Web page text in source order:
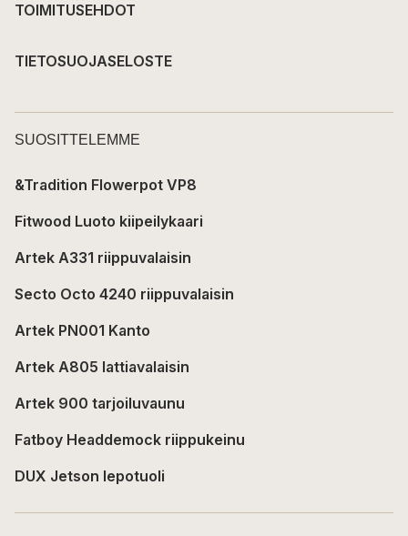
TOIMITUSEHDOT
TIETOSUOJASELOSTE
SUOSITTELEMME
&Tradition Flowerpot VP8
Fitwood Luoto kiipeilykaari
Artek A331 riippuvalaisin
Secto Octo 4240 riippuvalaisin
Artek PN001 Kanto
Artek A805 lattiavalaisin
Artek 900 tarjoiluvaunu
Fatboy Headdemock riippukeinu
DUX Jetson lepotuoli